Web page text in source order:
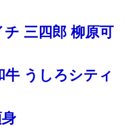
三四郎 柳原可
うしろシティ